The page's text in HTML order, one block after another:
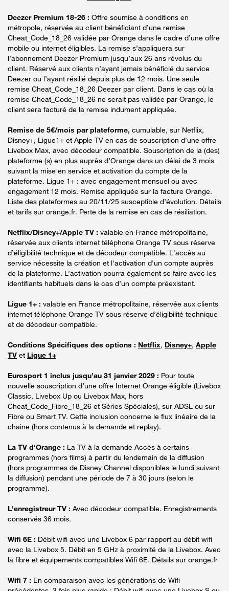
Deezer Premium 18-26 : Offre soumise à conditions en
métropole, réservée au client bénéficiant d’une remise
Cheat_Code_18_26 validée par Orange dans le cadre d’une offre
mobile ou internet éligibles. La remise s’appliquera sur
l’abonnement Deezer Premium jusqu’aux 26 ans révolus du
client. Réservé aux clients n’ayant jamais bénéficié du service
Deezer ou l’ayant résilié depuis plus de 12 mois. Une seule
remise Cheat_Code_18_26 Deezer par client. Dans le cas où la
remise Cheat_Code_18_26 ne serait pas validée par Orange, le
client sera facturé de la remise indument appliquée.
Remise de 5€/mois par plateforme, cumulable, sur Netflix,
Disney+, Ligue1+ et Apple TV en cas de souscription d’une offre
Livebox Max, avec décodeur compatible. Souscription de la (des)
plateforme (s) en plus auprès d’Orange dans un délai de 3 mois
suivant la mise en service et activation du compte de la
plateforme. Ligue 1+ : avec engagement mensuel ou avec
engagement 12 mois. Remise appliquée sur la facture Orange.
Liste des plateformes au 20/11/25 susceptible d’évolution. Détails
et tarifs sur orange.fr. Perte de la remise en cas de résiliation.
Netflix/Disney+/Apple TV : valable en France métropolitaine,
réservée aux clients internet téléphone Orange TV sous réserve
d’éligibilité technique et de décodeur compatible. L'accès au
service nécessite la création et l'activation d'un compte auprès
de la plateforme. L’activation pourra également se faire avec les
identifiants habituels dans le cas d’un compte préexistant.
Ligue 1+ : valable en France métropolitaine, réservée aux clients
internet téléphone Orange TV sous réserve d’éligibilité technique
et de décodeur compatible.
Conditions Spécifiques des options : Netflix, Disney+, Apple
TV et Ligue 1+
Eurosport 1 inclus jusqu’au 31 janvier 2029 : Pour toute
nouvelle souscription d’une offre Internet Orange éligible (Livebox
Classic, Livebox Up ou Livebox Max, hors
Cheat_Code_Fibre_18_26 et Séries Spéciales), sur ADSL ou sur
Fibre ou Smart TV. Cette inclusion concerne le flux linéaire de la
chaine (hors contenus à la demande et replay).
La TV d'Orange : La TV à la demande Accès à certains
programmes (hors films) à partir du lendemain de la diffusion
(hors programmes de Disney Channel disponibles le lundi suivant
la diffusion) pendant une période de 7 à 30 jours (selon le
programme).
L'enregistreur TV : Avec décodeur compatible. Enregistrements
conservés 36 mois.
Wifi 6E : Débit wifi avec une Livebox 6 par rapport au débit wifi
avec la Livebox 5. Débit en 5 GHz à proximité de la Livebox. Avec
la fibre et équipements compatibles Wifi 6E. Détails sur orange.fr
Wifi 7 : En comparaison avec les générations de Wifi